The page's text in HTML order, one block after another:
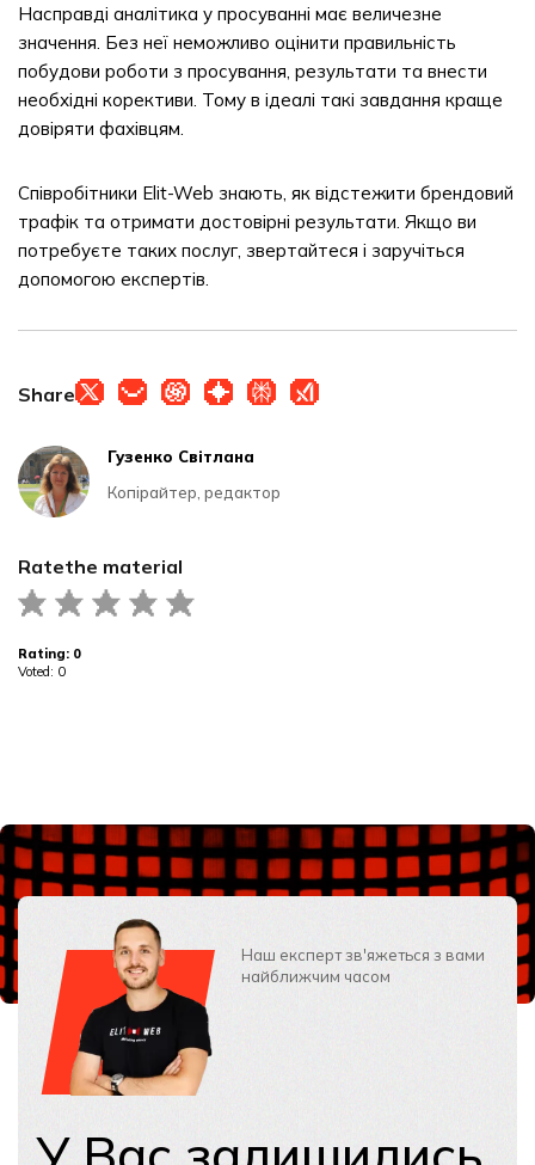
Насправді аналітика у просуванні має величезне
значення. Без неї неможливо оцінити правильність
побудови роботи з просування, результати та внести
необхідні корективи. Тому в ідеалі такі завдання краще
довіряти фахівцям.
Співробітники Elit-Web знають, як відстежити брендовий
трафік та отримати достовірні результати. Якщо ви
потребуєте таких послуг, звертайтеся і заручіться
допомогою експертів.
Share
Ratethe material
Rating: 0
Voted: 0
Гузенко Світлана
Копірайтер, редактор
Наш експерт зв'яжеться з вами
найближчим часом